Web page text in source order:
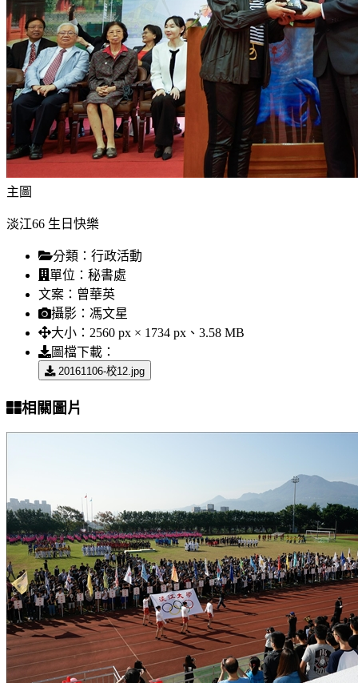
主圖
淡江66 生日快樂
分類： 行政活動
單位： 秘書處
文案： 曾華英
攝影： 馮文星
大小： 2560 px × 1734 px、3.58 MB
圖檔下載：
20161106-校12.jpg
相關圖片